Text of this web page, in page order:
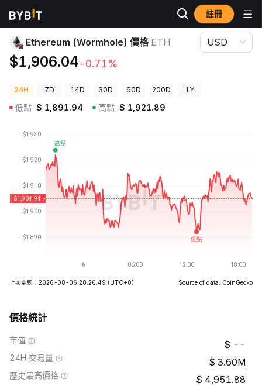
註冊
加密貨幣價格
Ethereum (Wormhole) 價格 ETH
$1,906.04-0.71%
USD
24H 7D 14D 30D 60D 200D 1Y
低點 $ 1,891.94 高點 $ 1,921.89
上次更新：2026-08-06 20:26:49 (UTC+0) Source of data: CoinGecko
價格統計
市值 --
24H 交易量 3.60M
歷史最高價格 4,951.88